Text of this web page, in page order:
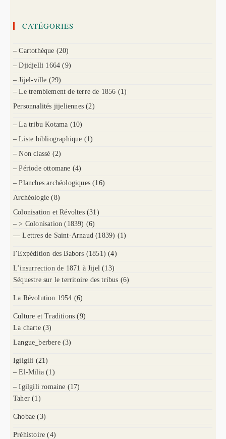
CATÉGORIES
– Cartothèque (20)
– Djidjelli 1664 (9)
– Jijel-ville (29)
– Le tremblement de terre de 1856 (1)
Personnalités jijeliennes (2)
– La tribu Kotama (10)
– Liste bibliographique (1)
– Non classé (2)
– Période ottomane (4)
– Planches archéologiques (16)
Archéologie (8)
Colonisation et Révoltes (31)
– > Colonisation (1839) (6)
— Lettres de Saint-Arnaud (1839) (1)
l’Expédition des Babors (1851) (4)
L’insurrection de 1871 à Jijel (13)
Séquestre sur le territoire des tribus (6)
La Révolution 1954 (6)
Culture et Traditions (9)
La charte (3)
Langue_berbere (3)
Igilgili (21)
– El-Milia (1)
– Igilgili romaine (17)
Taher (1)
Chobae (3)
Préhistoire (4)